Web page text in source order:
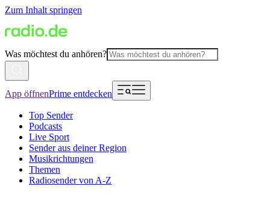
Zum Inhalt springen
Was möchtest du anhören?
App öffnenPrime entdecken
Top Sender
Podcasts
Live Sport
Sender aus deiner Region
Musikrichtungen
Themen
Radiosender von A-Z